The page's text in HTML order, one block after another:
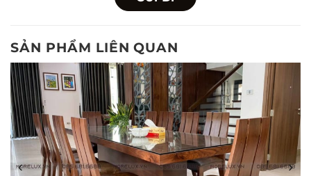
SẢN PHẨM LIÊN QUAN